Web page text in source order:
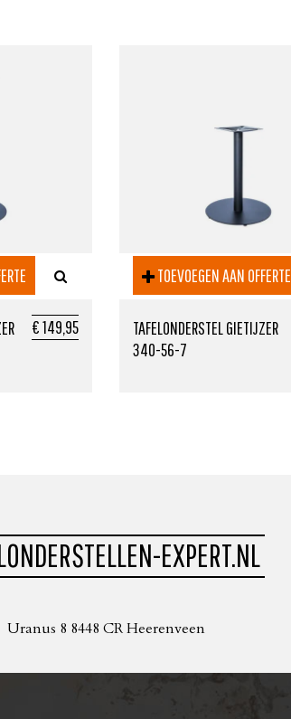
€ 149,95
TOEVOEGEN AAN OFFERTE
TAFELONDERSTEL GIETIJZER
340-56-7
EXPERT.NL
Uranus 8 8448 CR Heerenveen